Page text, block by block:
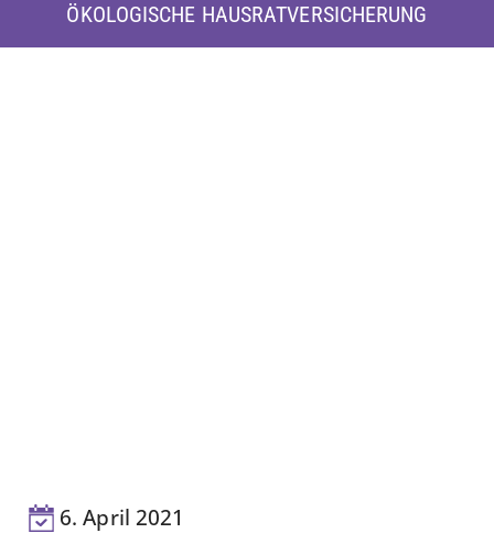
ÖKOLOGISCHE HAUSRATVERSICHERUNG
6. April 2021